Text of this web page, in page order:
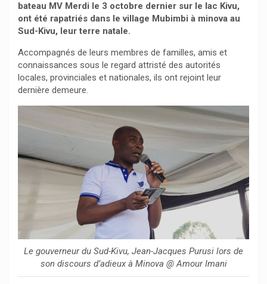
bateau MV Merdi le 3 octobre dernier sur le lac Kivu,
ont été rapatriés dans le village Mubimbi à minova au
Sud-Kivu, leur terre natale.
Accompagnés de leurs membres de familles, amis et
connaissances sous le regard attristé des autorités
locales, provinciales et nationales, ils ont rejoint leur
dernière demeure.
Le gouverneur du Sud-Kivu, Jean-Jacques Purusi lors de
son discours d’adieux à Minova @ Amour Imani